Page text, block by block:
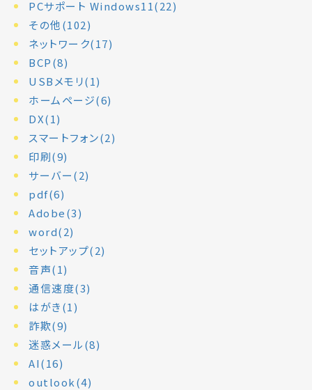
PCサポート Windows11(22)
その他(102)
ネットワーク(17)
BCP(8)
USBメモリ(1)
ホームページ(6)
DX(1)
スマートフォン(2)
印刷(9)
サーバー(2)
pdf(6)
Adobe(3)
word(2)
セットアップ(2)
音声(1)
通信速度(3)
はがき(1)
詐欺(9)
迷惑メール(8)
AI(16)
outlook(4)